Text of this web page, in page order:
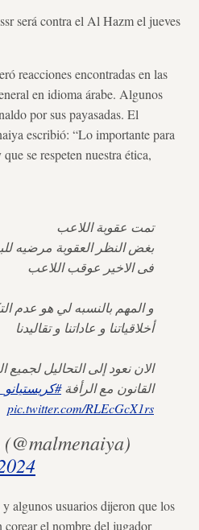
será contra el Al Hazm el jueves
reacciones encontradas en las
en idioma árabe. Algunos
por sus payasadas. El
escribió: “Lo importante para
se respeten nuestra ética,
تمت عقوبة اللاعب
بغض النظر العقوبة مرضيه
فى الاخير عوقب اللاعب
و المهم بالنسبه لي هو عدم
أخلاقياتنا و عاداتنا و تقاليدنا
الان نعود إلى التحاليل لجميع
القانون مع الرأفة
pic.twitter.com/RLEcGcX1rs
— ماجد المنيّع (@malmenaiya)
algunos usuarios dijeron que los
el nombre del jugador